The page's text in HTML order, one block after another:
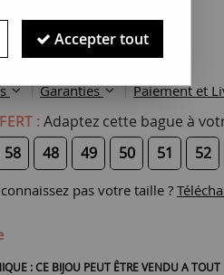
Garanties Paiement et
: Adaptez cette bague à
58 48 49 50 51 52
pas votre taille ?
: CE BIJOU PEUT ÊTRE VENDU A
Accepter tout